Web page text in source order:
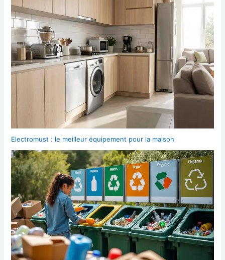
Electromust : le meilleur équipement pour la maison